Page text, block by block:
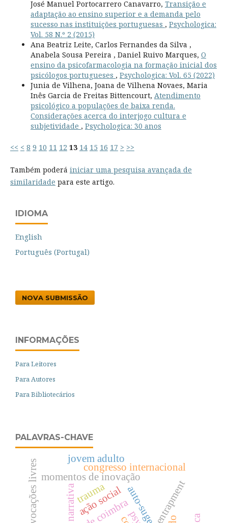
José Manuel Portocarrero Canavarro, Transição e
adaptação ao ensino superior e a demanda pelo
sucesso nas instituições portuguesas , Psychologica:
Vol. 58 N.º 2 (2015)
Ana Beatriz Leite, Carlos Fernandes da Silva ,
Anabela Sousa Pereira , Daniel Ruivo Marques, O
ensino da psicofarmacologia na formação inicial dos
psicólogos portugueses , Psychologica: Vol. 65 (2022)
Junia de Vilhena, Joana de Vilhena Novaes, Maria
Inês Garcia de Freitas Bittencourt, Atendimento
psicológico a populações de baixa renda.
Considerações acerca do interjogo cultura e
subjetividade , Psychologica: 30 anos
<< < 8 9 10 11 12 13 14 15 16 17 > >>
Também poderá iniciar uma pesquisa avançada de
similaridade para este artigo.
IDIOMA
English
Português (Portugal)
NOVA SUBMISSÃO
INFORMAÇÕES
Para Leitores
Para Autores
Para Bibliotecários
PALAVRAS-CHAVE
narrativa
momentos de inovação
entrapment
evocações livres congresso internacional
ação social
jovem adulto
trauma